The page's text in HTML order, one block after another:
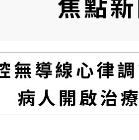
校園環景
校務評鑑專區
亮點實驗室
無導線心律
病人開啟治